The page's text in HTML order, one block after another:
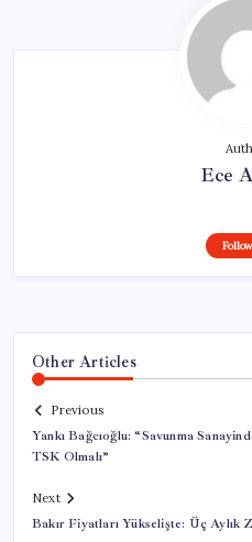
Ece
Other Articles
Previous
Yankı Bağcıoğlu: “Savunma
TSK Olmalı”
Next
Bakır Fiyatları Yükselişte: Üç Aylık